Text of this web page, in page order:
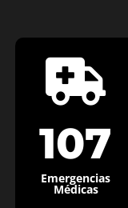

107
Emergencias
Médicas